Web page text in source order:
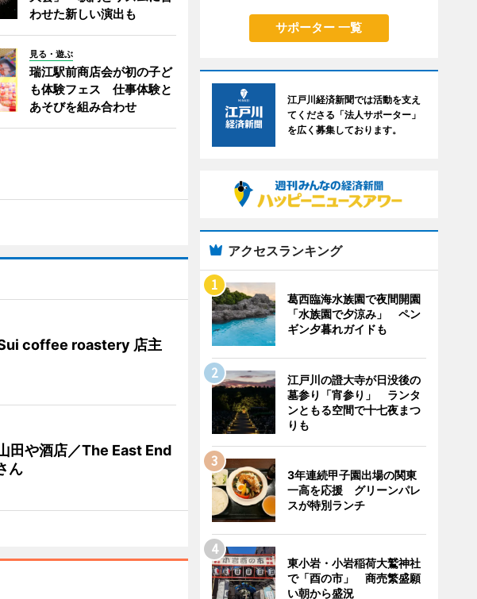
わせた新しい演出も
見る・遊ぶ
瑞江駅前商店会が初の子ど
も体験フェス 仕事体験と
あそびを組み合わせ
coffee roastery 店主
田や酒店／The East End
ん
サポーター 一覧
江戸川経済新聞では活動を支え
てくださる「法人サポーター」
を広く募集しております。
アクセスランキング
葛西臨海水族園で夜間開園
「水族園で夕涼み」 ペン
ギン夕暮れガイドも
江戸川の證大寺が日没後の
墓参り「宵参り」 ランタ
ンともる空間で十七夜まつ
りも
3年連続甲子園出場の関東
一高を応援 グリーンパレ
スが特別ランチ
東小岩・小岩稲荷大鷲神社
で「酉の市」 商売繁盛願
い朝から盛況